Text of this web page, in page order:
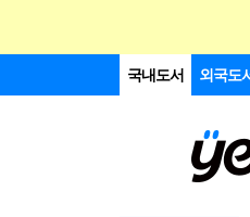
국내도서 외국도